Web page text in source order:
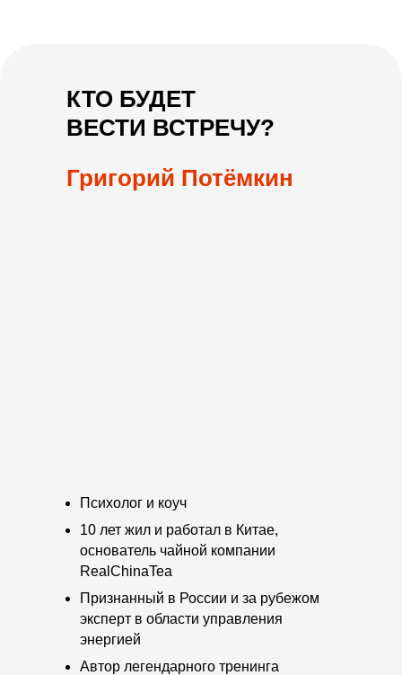
КТО БУДЕТ
ВЕСТИ ВСТРЕЧУ?
Психолог и коуч
Автор легендарного тренинга
Признанный в России и за рубежом
эксперт в области управления
энергией
10 лет жил и работал в Китае,
основатель чайной компании
RealChinaTea
Григорий Потёмкин